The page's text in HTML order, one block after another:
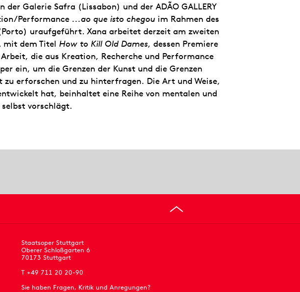
der Galerie Safra (Lissabon) und der ADÃO GALLERY
Performance ...ao que isto chegou im Rahmen des
uraufgeführt. Xana arbeitet derzeit am zweiten
mit dem Titel How to Kill Old Dames, dessen Premiere
die aus Kreation, Recherche und Performance
ein, um die Grenzen der Kunst und die Grenzen
erforschen und zu hinterfragen. Die Art und Weise,
hat, beinhaltet eine Reihe von mentalen und
selbst vorschlägt.
Staatsoper Stuttgart
Oberer Schloßgarten 6
70173 Stuttgart
T +49 711 20 20-90
Sie haben Fragen, Kritik und Anregungen?